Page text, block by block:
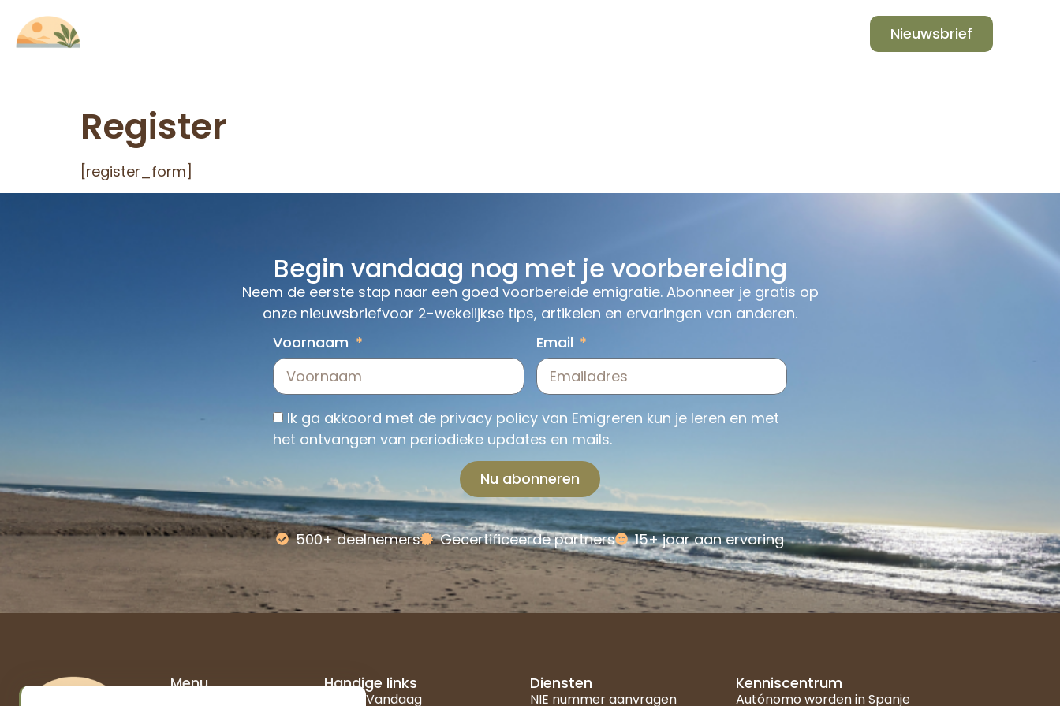
Nieuwsbrief
Register
[register_form]
Begin vandaag nog met je voorbereiding
Neem de eerste stap naar een goed voorbereide emigratie. Abonneer je gratis op
onze nieuwsbriefvoor 2-wekelijkse tips, artikelen en ervaringen van anderen.
Voornaam
Email
Ik ga akkoord met de privacy policy van Emigreren kun je leren en met
het ontvangen van periodieke updates en mails.
Nu abonneren
Alternative:
500+ deelnemers
Gecertificeerde partners 15+ jaar aan ervaring
Menu Handige links
SpanjeVandaag
Diensten
NIE nummer aanvragen
Kenniscentrum
Autónomo worden in Spanje